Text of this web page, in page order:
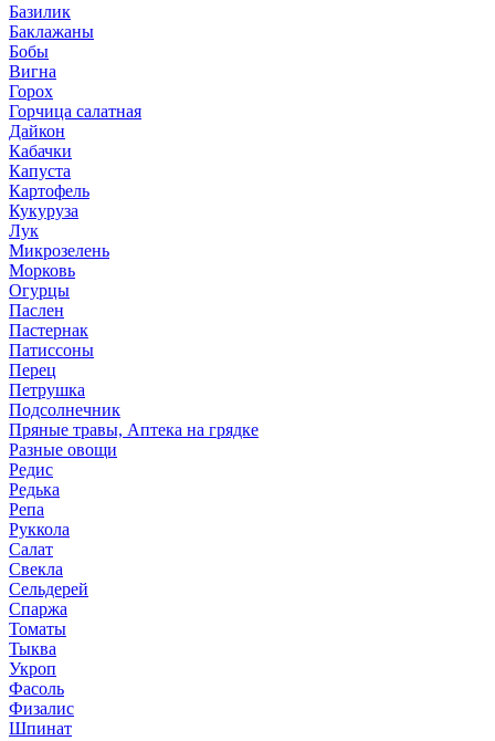
Базилик
Баклажаны
Бобы
Вигна
Горох
Горчица салатная
Дайкон
Кабачки
Капуста
Картофель
Кукуруза
Лук
Микрозелень
Морковь
Огурцы
Паслен
Пастернак
Патиссоны
Перец
Петрушка
Подсолнечник
Пряные травы, Аптека на грядке
Разные овощи
Редис
Редька
Репа
Руккола
Салат
Свекла
Сельдерей
Спаржа
Томаты
Тыква
Укроп
Фасоль
Физалис
Шпинат